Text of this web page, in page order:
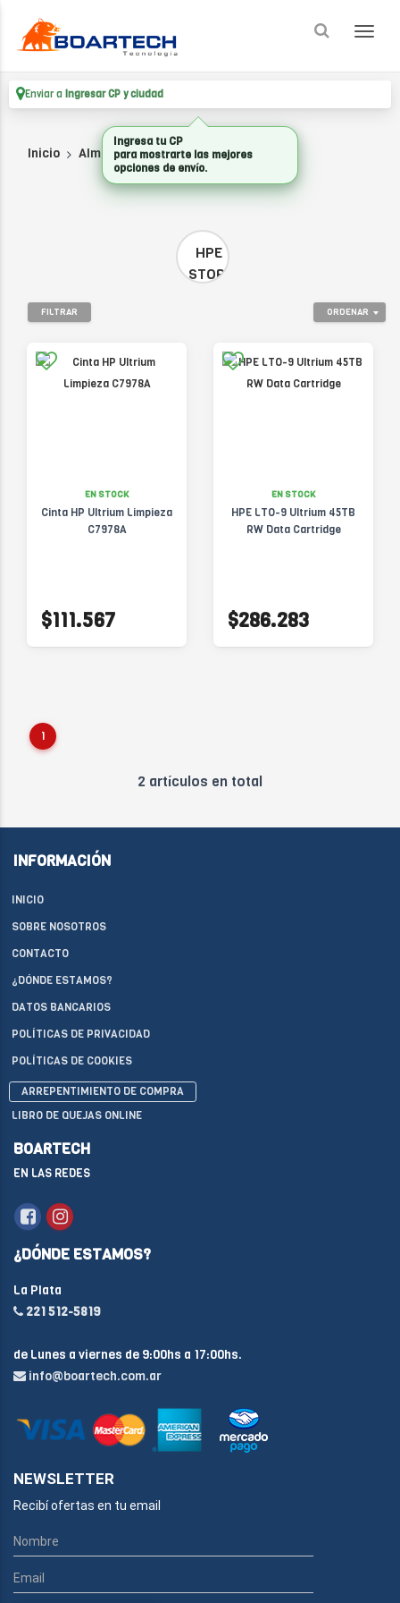
Enviar a Ingresar CP y ciudad
Inicio Almacenamiento MAGNETICOS
HPE
STORAGE
ORDENAR
FILTRAR
EN STOCK
Cinta HP Ultrium Limpieza
C7978A
$111.567
EN STOCK
HPE LTO-9 Ultrium 45TB
RW Data Cartridge
$286.283
1
2 artículos en total
INFORMACIÓN
INICIO
SOBRE NOSOTROS
CONTACTO
¿DÓNDE ESTAMOS?
DATOS BANCARIOS
POLÍTICAS DE PRIVACIDAD
POLÍTICAS DE COOKIES
ARREPENTIMIENTO DE COMPRA
LIBRO DE QUEJAS ONLINE
BOARTECH
EN LAS REDES
¿DÓNDE ESTAMOS?
La Plata
221 512-5819
de Lunes a viernes de 9:00hs a 17:00hs.
info@boartech.com.ar
NEWSLETTER
Recibí ofertas en tu email
Ingresa tu CP
para mostrarte las mejores
opciones de envío.